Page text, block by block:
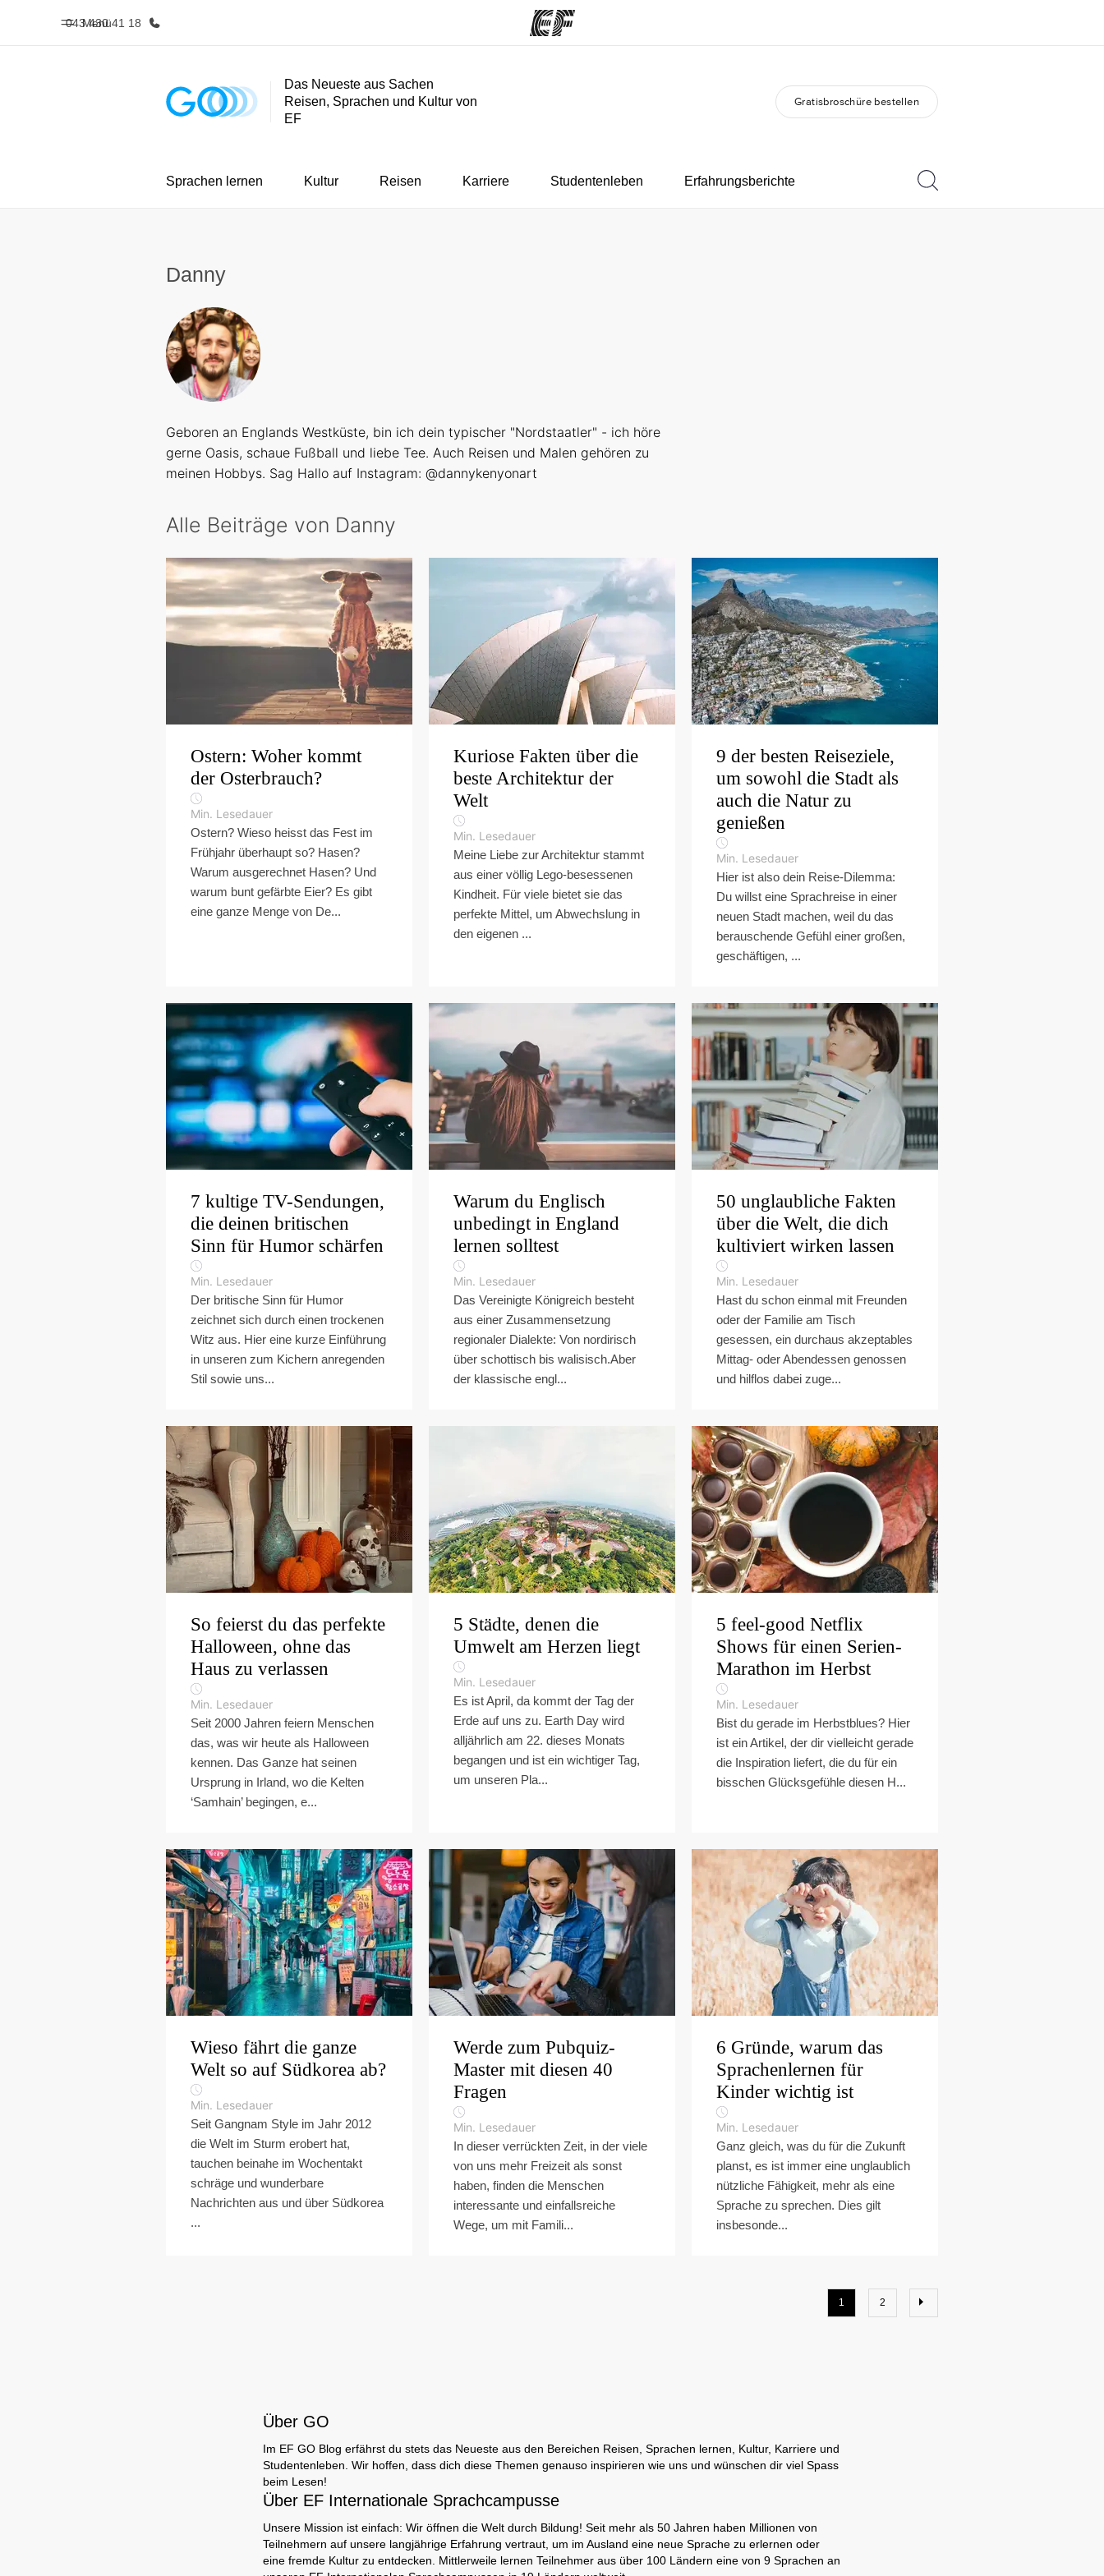
Menü
043 430 41 18
Home Programme
Alle Programme ansehen
Über uns Karriere
Das Neueste aus Sachen
Reisen, Sprachen und Kultur von
EF
Gratisbroschüre bestellen
Sprachen lernen Kultur Reisen Karriere Studentenleben Erfahrungsberichte
Danny
Geboren an Englands Westküste, bin ich dein typischer "Nordstaatler" - ich höre
gerne Oasis, schaue Fußball und liebe Tee. Auch Reisen und Malen gehören zu
meinen Hobbys. Sag Hallo auf Instagram: @dannykenyonart
Alle Beiträge von Danny
Ostern: Woher kommt
der Osterbrauch?
Min. Lesedauer
Ostern? Wieso heisst das Fest im
Frühjahr überhaupt so? Hasen?
Warum ausgerechnet Hasen? Und
warum bunt gefärbte Eier? Es gibt
eine ganze Menge von De...
Kuriose Fakten über die
beste Architektur der
Welt
Min. Lesedauer
Meine Liebe zur Architektur stammt
aus einer völlig Lego-besessenen
Kindheit. Für viele bietet sie das
perfekte Mittel, um Abwechslung in
den eigenen ...
9 der besten Reiseziele,
um sowohl die Stadt als
auch die Natur zu
genießen
Min. Lesedauer
Hier ist also dein Reise-Dilemma:
Du willst eine Sprachreise in einer
neuen Stadt machen, weil du das
berauschende Gefühl einer großen,
geschäftigen, ...
7 kultige TV-Sendungen,
die deinen britischen
Sinn für Humor schärfen
Min. Lesedauer
Der britische Sinn für Humor
zeichnet sich durch einen trockenen
Witz aus. Hier eine kurze Einführung
in unseren zum Kichern anregenden
Stil sowie uns...
Warum du Englisch
unbedingt in England
lernen solltest
Min. Lesedauer
Das Vereinigte Königreich besteht
aus einer Zusammensetzung
regionaler Dialekte: Von nordirisch
über schottisch bis walisisch.Aber
der klassische engl...
50 unglaubliche Fakten
über die Welt, die dich
kultiviert wirken lassen
Min. Lesedauer
Hast du schon einmal mit Freunden
oder der Familie am Tisch
gesessen, ein durchaus akzeptables
Mittag- oder Abendessen genossen
und hilflos dabei zuge...
So feierst du das perfekte
Halloween, ohne das
Haus zu verlassen
Min. Lesedauer
Seit 2000 Jahren feiern Menschen
das, was wir heute als Halloween
kennen. Das Ganze hat seinen
Ursprung in Irland, wo die Kelten
‘Samhain’ begingen, e...
5 Städte, denen die
Umwelt am Herzen liegt
Min. Lesedauer
Es ist April, da kommt der Tag der
Erde auf uns zu. Earth Day wird
alljährlich am 22. dieses Monats
begangen und ist ein wichtiger Tag,
um unseren Pla...
5 feel-good Netflix
Shows für einen Serien-
Marathon im Herbst
Min. Lesedauer
Bist du gerade im Herbstblues? Hier
ist ein Artikel, der dir vielleicht gerade
die Inspiration liefert, die du für ein
bisschen Glücksgefühle diesen H...
Wieso fährt die ganze
Welt so auf Südkorea ab?
Min. Lesedauer
Seit Gangnam Style im Jahr 2012
die Welt im Sturm erobert hat,
tauchen beinahe im Wochentakt
schräge und wunderbare
Nachrichten aus und über Südkorea
...
Werde zum Pubquiz-
Master mit diesen 40
Fragen
Min. Lesedauer
In dieser verrückten Zeit, in der viele
von uns mehr Freizeit als sonst
haben, finden die Menschen
interessante und einfallsreiche
Wege, um mit Famili...
6 Gründe, warum das
Sprachenlernen für
Kinder wichtig ist
Min. Lesedauer
Ganz gleich, was du für die Zukunft
planst, es ist immer eine unglaublich
nützliche Fähigkeit, mehr als eine
Sprache zu sprechen. Dies gilt
insbesonde...
1 2
Über GO
Im EF GO Blog erfährst du stets das Neueste aus den Bereichen Reisen, Sprachen lernen, Kultur, Karriere und
Studentenleben. Wir hoffen, dass dich diese Themen genauso inspirieren wie uns und wünschen dir viel Spass
beim Lesen!
Über EF Internationale Sprachcampusse
Unsere Mission ist einfach: Wir öffnen die Welt durch Bildung! Seit mehr als 50 Jahren haben Millionen von
Teilnehmern auf unsere langjährige Erfahrung vertraut, um im Ausland eine neue Sprache zu erlernen oder
eine fremde Kultur zu entdecken. Mittlerweile lernen Teilnehmer aus über 100 Ländern eine von 9 Sprachen an